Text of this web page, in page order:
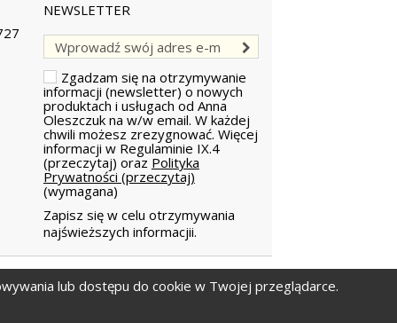
NEWSLETTER
Zgadzam się na otrzymywanie
informacji (newsletter) o nowych
produktach i usługach od Anna
Oleszczuk na w/w email. W każdej
chwili możesz zrezygnować. Więcej
informacji w Regulaminie IX.4
(przeczytaj) oraz Polityka
Prywatności (przeczytaj)
(wymagana)
Zapisz się w celu otrzymywania
najświeższych informacjii.
lub dostępu do cookie w Twojej przeglądarce.